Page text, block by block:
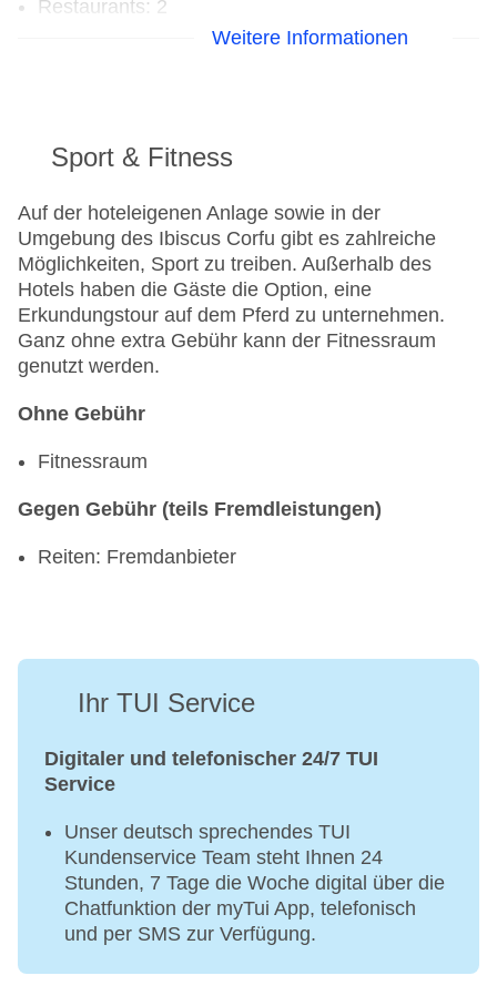
Restaurants: 2
Hauptrestaurant: Küche: regional, Buffet,
Cocktailbar
Weitere Informationen
Sport & Fitness
Auf der hoteleigenen Anlage sowie in der
Umgebung des Ibiscus Corfu gibt es zahlreiche
Möglichkeiten, Sport zu treiben. Außerhalb des
Hotels haben die Gäste die Option, eine
Erkundungstour auf dem Pferd zu unternehmen.
Ganz ohne extra Gebühr kann der Fitnessraum
genutzt werden.
Ohne Gebühr
Fitnessraum
Gegen Gebühr (teils Fremdleistungen)
Reiten: Fremdanbieter
Ihr TUI Service
Digitaler und telefonischer 24/7 TUI
Service
Unser deutsch sprechendes TUI
Kundenservice Team steht Ihnen 24
Stunden, 7 Tage die Woche digital über die
Chatfunktion der myTui App, telefonisch
und per SMS zur Verfügung.